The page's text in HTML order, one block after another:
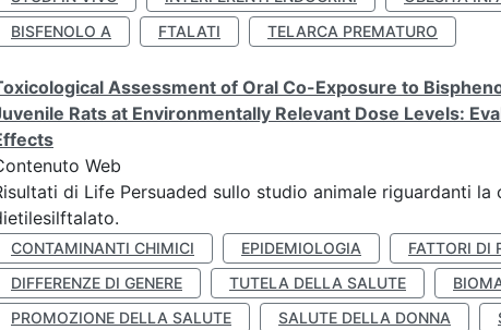
BISFENOLO A
FTALATI TELARCA PREMATURO
Assessment of Oral Co-Exposure to
Rats at Environmentally Relevant Dose Levels:
Web
di Life Persuaded sullo studio animale riguardanti
CONTAMINANTI CHIMICI EPIDEMIOLOGIA FATTORI DI
DIFFERENZE DI GENERE
TUTELA DELLA SALUTE
PROMOZIONE DELLA SALUTE
SALUTE DELLA DONNA